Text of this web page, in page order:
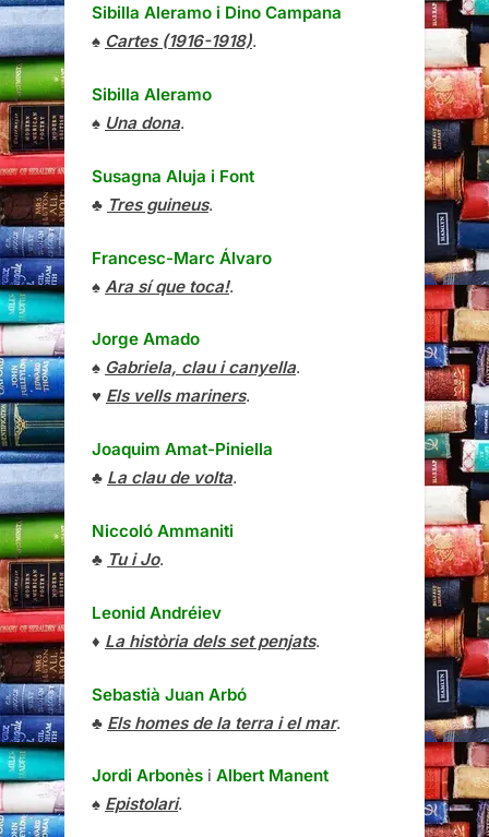
Sibilla Aleramo i Dino Campana
♠ Cartes (1916-1918).
Sibilla Aleramo
♠ Una dona.
Susagna Aluja i Font
♣ Tres guineus.
Francesc-Marc Álvaro
♠ Ara sí que toca!.
Jorge Amado
♠ Gabriela, clau i canyella.
♥ Els vells mariners.
Joaquim Amat-Piniella
♣ La clau de volta.
Niccoló Ammaniti
♣ Tu i Jo.
Leonid Andréiev
♦ La història dels set penjats.
Sebastià Juan Arbó
♣ Els homes de la terra i el mar.
Jordi Arbonès i Albert Manent
♠ Epistolari.